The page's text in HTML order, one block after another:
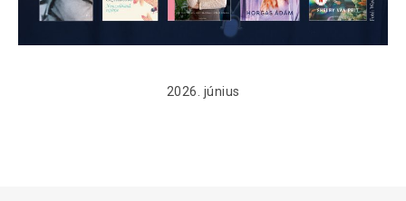
2026. június